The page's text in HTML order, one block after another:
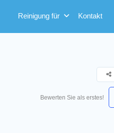
Reinigung für Kontakt
Bewerten Sie als erstes!